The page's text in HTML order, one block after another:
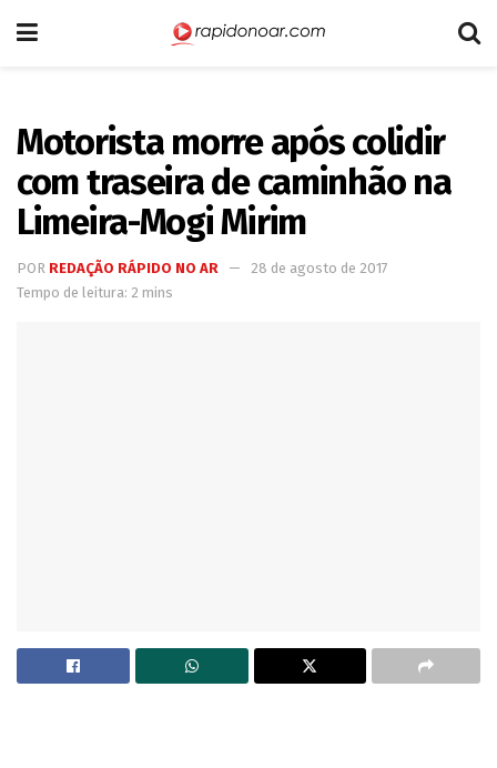
Motorista morre após colidir
com traseira de caminhão na
Limeira-Mogi Mirim
POR REDAÇÃO RÁPIDO NO AR
28 de agosto de 2017
Tempo de leitura: 2 mins